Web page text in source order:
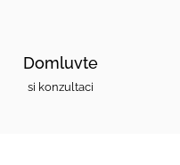
Domluvte
si konzultaci